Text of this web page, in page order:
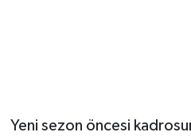
Yeni sezon öncesi